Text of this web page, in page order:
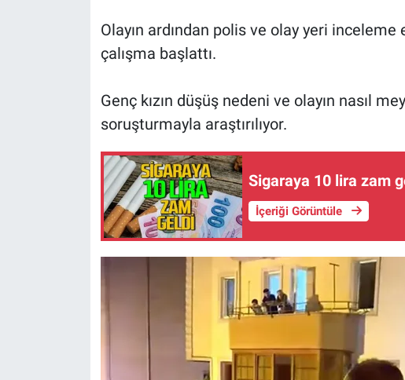
Olayın ardından polis ve olay yeri
çalışma başlattı.
Genç kızın düşüş nedeni ve olayın nasıl
soruşturmayla araştırılıyor.
Sigaraya 10 lira zam
İçeriği Görüntüle